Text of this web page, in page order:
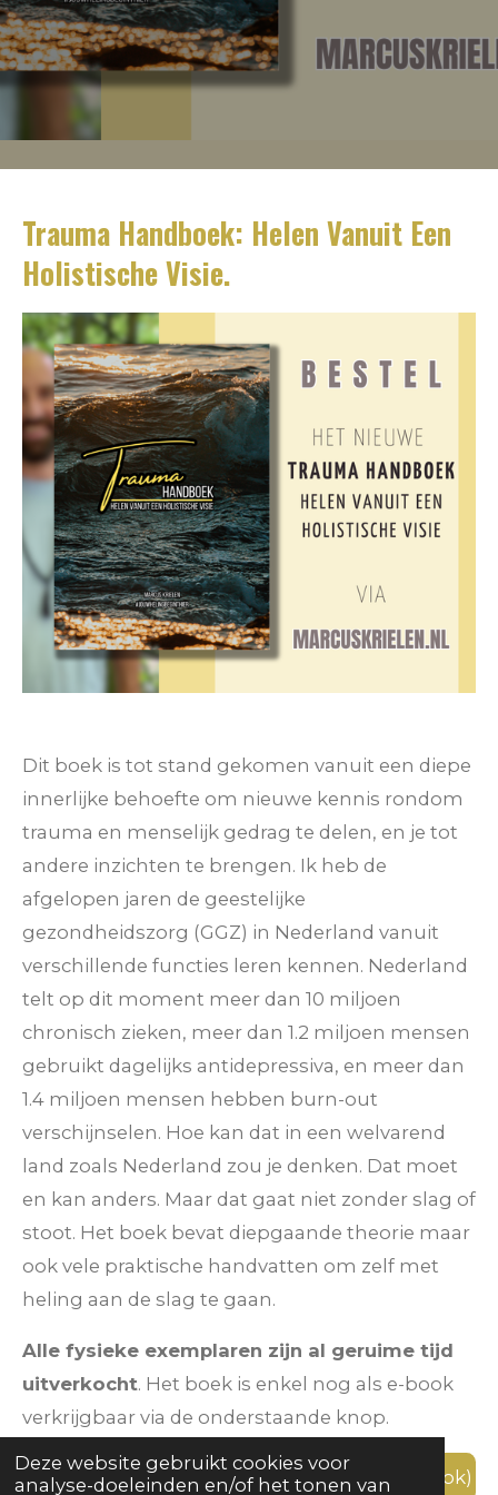
Deze website gebruikt cookies voor
analyse-doeleinden en/of het tonen van
Trauma Handboek: Helen Vanuit Een
Holistische Visie.
Dit boek is tot stand gekomen vanuit een diepe
innerlijke behoefte om nieuwe kennis rondom
trauma en menselijk gedrag te delen, en je tot
andere inzichten te brengen. Ik heb de
afgelopen jaren de geestelijke
gezondheidszorg (GGZ) in Nederland vanuit
verschillende functies leren kennen. Nederland
telt op dit moment meer dan 10 miljoen
chronisch zieken, meer dan 1.2 miljoen mensen
gebruikt dagelijks antidepressiva, en meer dan
1.4 miljoen mensen hebben burn-out
verschijnselen. Hoe kan dat in een welvarend
land zoals Nederland zou je denken. Dat moet
en kan anders. Maar dat gaat niet zonder slag of
stoot. Het boek bevat diepgaande theorie maar
ook vele praktische handvatten om zelf met
heling aan de slag te gaan.
Alle fysieke exemplaren zijn al geruime tijd
uitverkocht. Het boek is enkel nog als e-book
verkrijgbaar via de onderstaande knop.
Bestel & download Trauma Handboek (e-book)